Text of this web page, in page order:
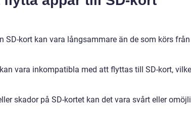
kort kan vara långsammare än de som körs från
vara inkompatibla med att flyttas till SD-kort,
skador på SD-kortet kan det vara svårt eller